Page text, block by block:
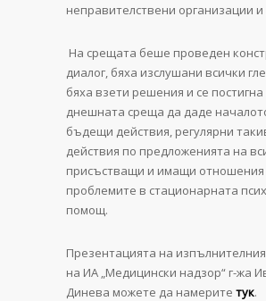
неправителствени организации и
На срещата беше проведен
диалог, бяха изслушани всички
бяха взети решения и се постигна
днешната среща да даде
бъдещи действия, регулярни
действия по предложенията на
присъстващи и имащи отношения
проблемите в стационарната
помощ.
Презентацията на
на ИА „Медицински надзор“ г-жа
Динева можете да намерите тук.